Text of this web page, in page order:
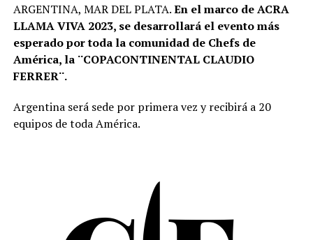
ARGENTINA, MAR DEL PLATA.En el marco de ACRA
LLAMA VIVA 2023, se desarrollará el evento más
esperado por toda la comunidad de Chefs de
América, la ¨COPACONTINENTAL CLAUDIO
FERRER¨.
Argentina será sede por primera vez y recibirá a 20
equipos de toda América.